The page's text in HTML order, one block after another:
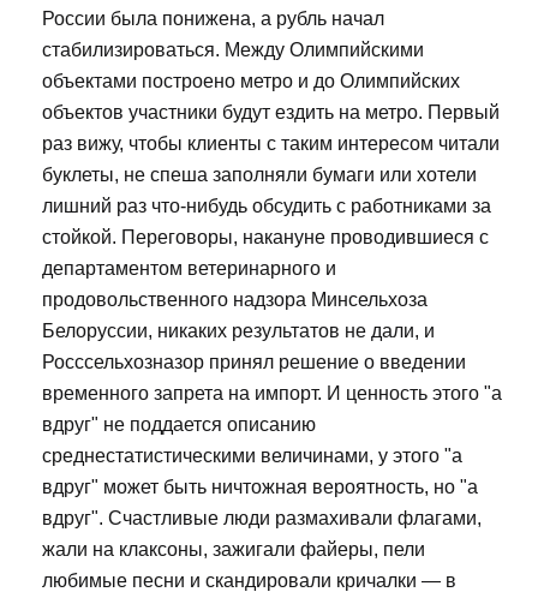
России была понижена, а рубль начал
стабилизироваться. Между Олимпийскими
объектами построено метро и до Олимпийских
объектов участники будут ездить на метро. Первый
раз вижу, чтобы клиенты с таким интересом читали
буклеты, не спеша заполняли бумаги или хотели
лишний раз что-нибудь обсудить с работниками за
стойкой. Переговоры, накануне проводившиеся с
департаментом ветеринарного и
продовольственного надзора Минсельхоза
Белоруссии, никаких результатов не дали, и
Росссельхозназор принял решение о введении
временного запрета на импорт. И ценность этого "а
вдруг" не поддается описанию
среднестатистическими величинами, у этого "а
вдруг" может быть ничтожная вероятность, но "а
вдруг". Счастливые люди размахивали флагами,
жали на клаксоны, зажигали файеры, пели
любимые песни и скандировали кричалки — в